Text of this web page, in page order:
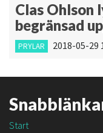
Clas Ohlson
begränsad
PRYLAR 2018-05-29
Start